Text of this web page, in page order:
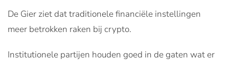
De Gier ziet dat traditionele financiële instellingen
meer betrokken raken bij crypto.
Institutionele partijen houden goed in de gaten wat er